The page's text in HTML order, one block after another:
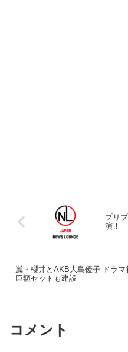
プリ
演！
嵐・櫻井とAKB大島優子 ドラマ
巨額セットも建設
コメント